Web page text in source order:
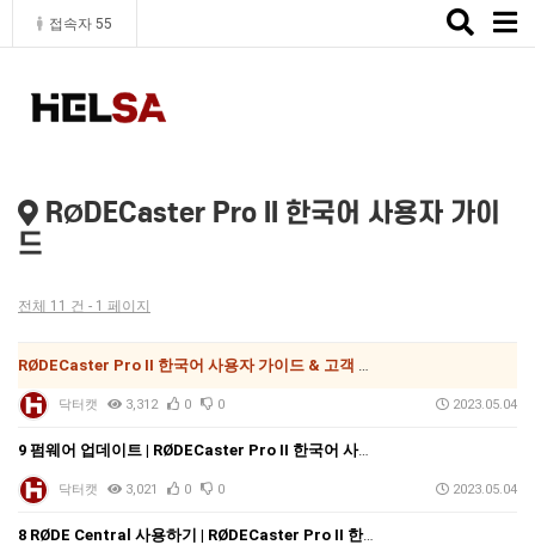
접속자 55
Toggle
RØDECaster Pro II 한국어 사용자 가이
드
전체 11 건 - 1 페이지
RØDECaster Pro II 한국어 사용자 가이드 & 고객 지원
닥터캣 3,312 0 0 2023.05.04
9 펌웨어 업데이트 | RØDECaster Pro II 한국어 사용자 가이드
닥터캣 3,021 0 0 2023.05.04
8 RØDE Central 사용하기 | RØDECaster Pro II 한국어 사용자 가이드